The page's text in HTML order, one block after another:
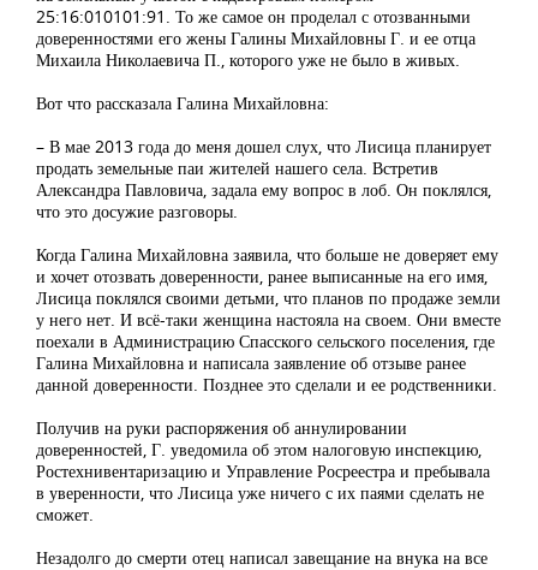
25:16:010101:91. То же самое он проделал с отозванными
доверенностями его жены Галины Михайловны Г. и ее отца
Михаила Николаевича П., которого уже не было в живых.
Вот что рассказала Галина Михайловна:
– В мае 2013 года до меня дошел слух, что Лисица планирует
продать земельные паи жителей нашего села. Встретив
Александра Павловича, задала ему вопрос в лоб. Он поклялся,
что это досужие разговоры.
Когда Галина Михайловна заявила, что больше не доверяет ему
и хочет отозвать доверенности, ранее выписанные на его имя,
Лисица поклялся своими детьми, что планов по продаже земли
у него нет. И всё-таки женщина настояла на своем. Они вместе
поехали в Администрацию Спасского сельского поселения, где
Галина Михайловна и написала заявление об отзыве ранее
данной доверенности. Позднее это сделали и ее родственники.
Получив на руки распоряжения об аннулировании
доверенностей, Г. уведомила об этом налоговую инспекцию,
Ростехнивентаризацию и Управление Росреестра и пребывала
в уверенности, что Лисица уже ничего с их паями сделать не
сможет.
Незадолго до смерти отец написал завещание на внука на все